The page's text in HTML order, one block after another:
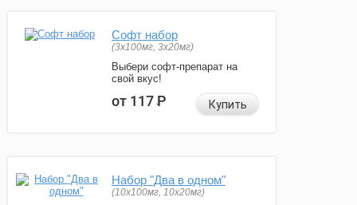
Софт набор
(3x100мг, 3x20мг)
Выбери софт-препарат на
свой вкус!
от 117Р Купить
Набор "Два в одном"
(10x100мг, 10x20мг)